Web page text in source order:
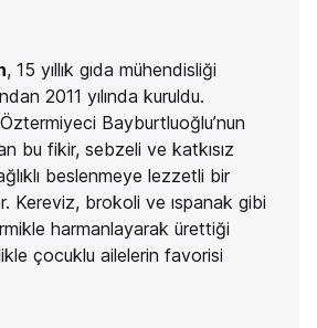
, 15 yıllık gıda mühendisliği
2011 yılında kuruldu.
Bayburtluoğlu’nun
bu fikir, sebzeli ve katkısız
beslenmeye lezzetli bir
Kereviz, brokoli ve ıspanak gibi
harmanlayarak ürettiği
çocuklu ailelerin favorisi